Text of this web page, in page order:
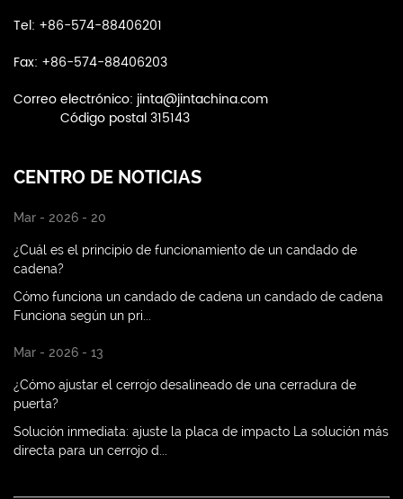
Tel: +86-574-88406201
Fax: +86-574-88406203
Correo electrónico: jinta@jintachina.com
Código postal 315143
CENTRO DE NOTICIAS
Mar - 2026 - 20
¿Cuál es el principio de funcionamiento de un candado de
cadena?
Cómo funciona un candado de cadena un candado de cadena
Funciona según un pri...
Mar - 2026 - 13
¿Cómo ajustar el cerrojo desalineado de una cerradura de
puerta?
Solución inmediata: ajuste la placa de impacto La solución más
directa para un cerrojo d...